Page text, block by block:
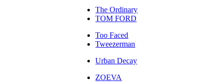
The Ordinary
TOM FORD
Too Faced
Tweezerman
Urban Decay
ZOEVA